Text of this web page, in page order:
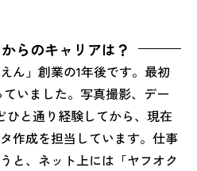
らのキャリアは？
ん」創業の1年後です。最初
いました。写真撮影、デー
と通り経験してから、現在
作成を担当しています。仕事
と、ネット上には「ヤフオク